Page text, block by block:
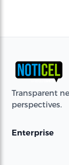
Transparent
perspectives.
Enterprise